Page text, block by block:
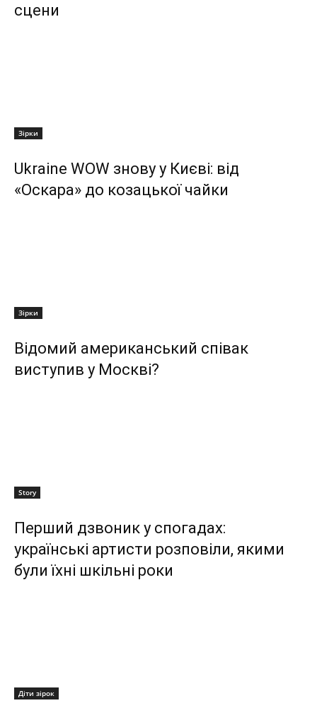
сцени
Зірки
Ukraine WOW знову у Києві: від
«Оскара» до козацької чайки
Зірки
Відомий американський співак
виступив у Москві?
Story
Перший дзвоник у спогадах:
українські артисти розповіли, якими
були їхні шкільні роки
Діти зірок